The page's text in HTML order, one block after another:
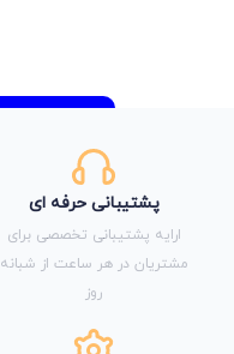
پشتیبانی حرفه ای
ارایه پشتیبانی تخصصی برای
مشتریان در هر ساعت از شبانه
روز